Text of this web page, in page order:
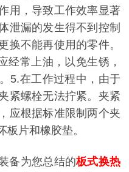
用，导致工作效率显著
泄漏的发生得不到控制
换不能再使用的零件。
经常上油，以免生锈，
5.在工作过程中，由于
紧螺栓无法拧紧。夹紧
应根据标准限制两个夹
片和橡胶垫。
备为您总结的板式换热